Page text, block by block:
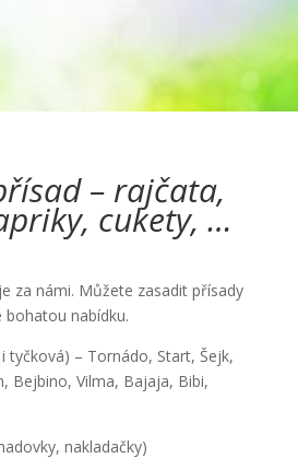
– rajčata,
cukety, …
za námi. Můžete zasadit přísady
bohatou nabídku.
i tyčková) – Tornádo, Start, Šejk,
Bejbino, Vilma, Bajaja, Bibi,
nakladačky)